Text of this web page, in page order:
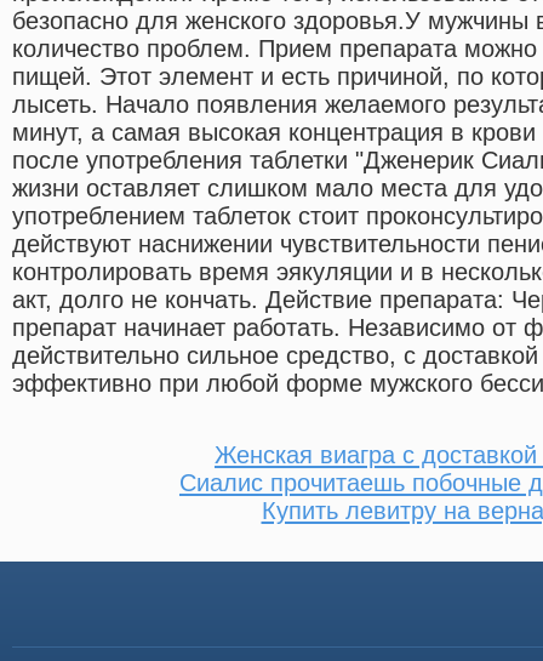
безопасно для женского здоровья.У мужчины
количество проблем. Прием препарата
пищей. Этот элемент и есть причиной, по
лысеть. Начало появления желаемого
минут, а самая высокая концентрация в
после употребления таблетки "Дженерик
жизни оставляет слишком мало места для
употреблением таблеток стоит
действуют наснижении чувствительности
контролировать время эякуляции и в
акт, долго не кончать. Действие препарата:
препарат начинает работать. Независимо
действительно сильное средство, с
эффективно при любой форме мужского
Женская виагра с
Сиалис прочитаешь побочные
Купить левитру на